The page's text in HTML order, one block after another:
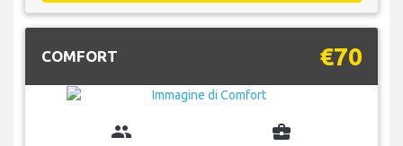
COMFORT €70
group business_center